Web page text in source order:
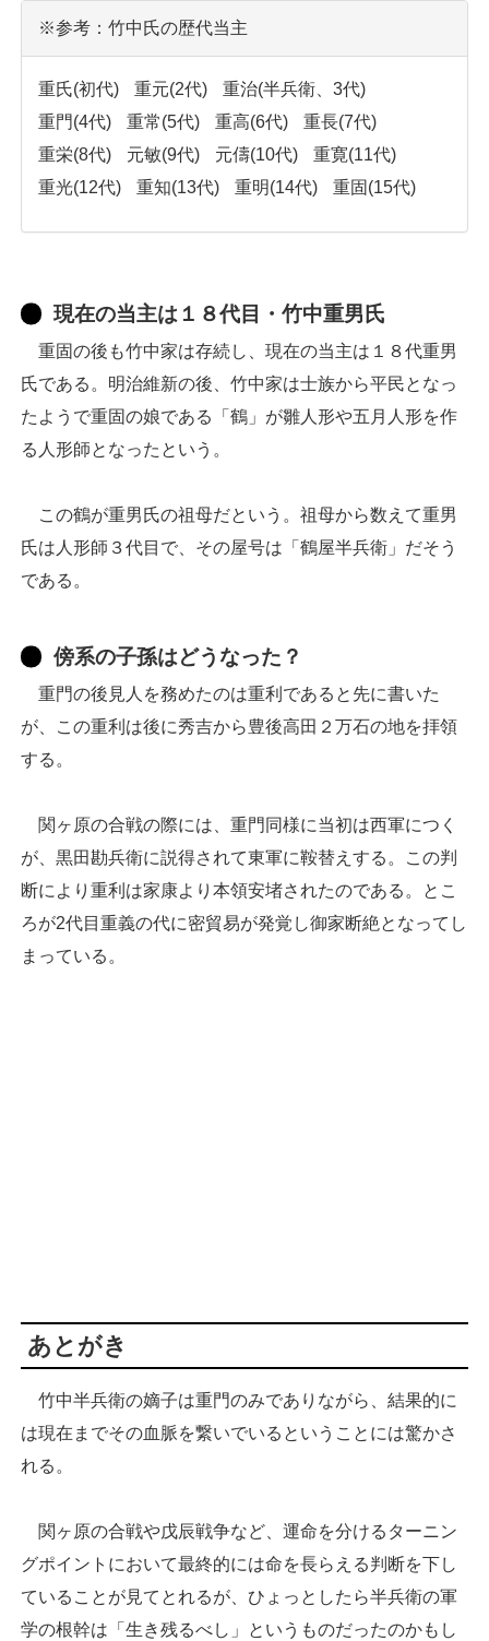
※参考：竹中氏の歴代当主
重氏(初代) 重元(2代)
重治(半兵衛、3代)
重門(4代)
重常(5代) 重高(6代)
重長(7代)
重栄(8代)
元敏(9代) 元儔(10代)
重寛(11代)
重光(12代)
重知(13代) 重明(14代) 重固(15代)
現在の当主は１８代目・竹中重男氏
重固の後も竹中家は存続し、現在の当主は１８代重男
氏である。明治維新の後、竹中家は士族から平民となっ
たようで重固の娘である「鶴」が雛人形や五月人形を作
る人形師となったという。
この鶴が重男氏の祖母だという。祖母から数えて重男
氏は人形師３代目で、その屋号は「鶴屋半兵衛」だそう
である。
傍系の子孫はどうなった？
重門の後見人を務めたのは重利であると先に書いた
が、この重利は後に秀吉から豊後高田２万石の地を拝領
する。
関ヶ原の合戦の際には、重門同様に当初は西軍につく
が、黒田勘兵衛に説得されて東軍に鞍替えする。この判
断により重利は家康より本領安堵されたのである。とこ
ろが2代目重義の代に密貿易が発覚し御家断絶となってし
まっている。
あとがき
竹中半兵衛の嫡子は重門のみでありながら、結果的に
は現在までその血脈を繋いでいるということには驚かさ
れる。
関ヶ原の合戦や戊辰戦争など、運命を分けるターニン
グポイントにおいて最終的には命を長らえる判断を下し
ていることが見てとれるが、ひょっとしたら半兵衛の軍
学の根幹は「生き残るべし」というものだったのかもし